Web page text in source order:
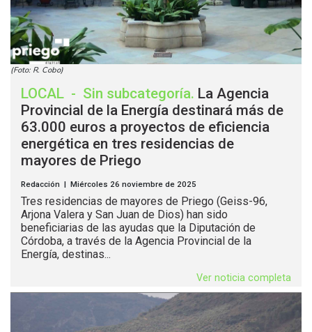
(Foto: R. Cobo)
LOCAL - Sin subcategoría. La Agencia
Provincial de la Energía destinará más de
63.000 euros a proyectos de eficiencia
energética en tres residencias de
mayores de Priego
Redacción | Miércoles 26 noviembre de 2025
Tres residencias de mayores de Priego (Geiss-96,
Arjona Valera y San Juan de Dios) han sido
beneficiarias de las ayudas que la Diputación de
Córdoba, a través de la Agencia Provincial de la
Energía, destinas...
Ver noticia completa